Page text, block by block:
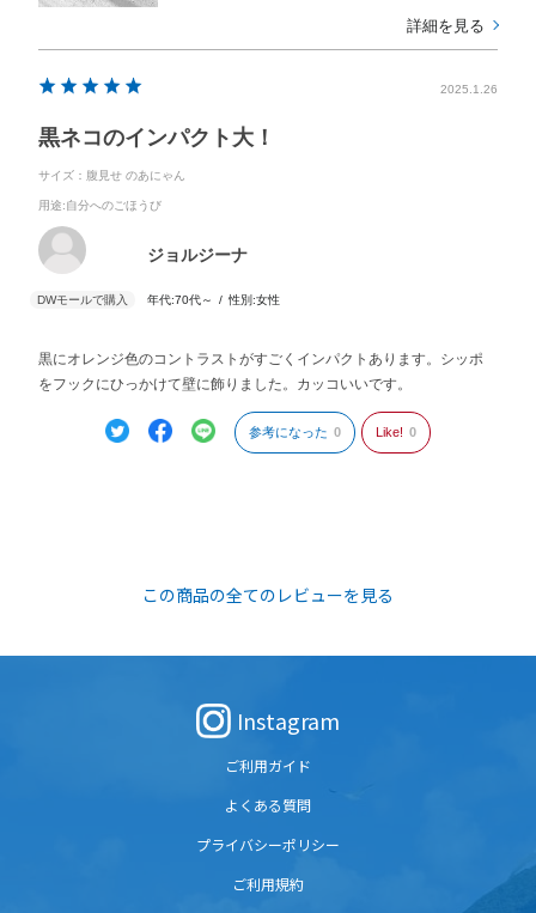
詳細を見る
2025.1.26
黒ネコのインパクト大！
サイズ：腹見せ のあにゃん
用途:自分へのごほうび
ジョルジーナ
年代:70代～ 性別:女性
黒にオレンジ色のコントラストがすごくインパクトあります。シッポ
をフックにひっかけて壁に飾りました。カッコいいです。
参考になった 0 Like! 0
この商品の全てのレビューを見る
Instagram
ご利用ガイド
よくある質問
プライバシーポリシー
ご利用規約